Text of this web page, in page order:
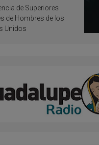
de Superiores
de Hombres de los
Unidos